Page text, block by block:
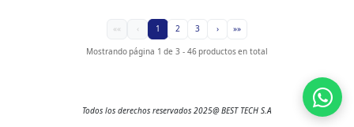
«« ‹ 1 2 3 › »»
Mostrando página 1 de 3 - 46 productos en total
Todos los derechos reservados 2025@ BEST TECH S.A